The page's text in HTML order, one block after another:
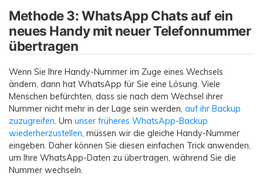
Methode 3: WhatsApp Chats auf ein
neues Handy mit neuer Telefonnummer
übertragen
Wenn Sie Ihre Handy-Nummer im Zuge eines Wechsels
ändern, dann hat WhatsApp für Sie eine Lösung. Viele
Menschen befürchten, dass sie nach dem Wechsel ihrer
Nummer nicht mehr in der Lage sein werden, auf ihr Backup
zuzugreifen. Um unser früheres WhatsApp-Backup
wiederherzustellen, müssen wir die gleiche Handy-Nummer
eingeben. Daher können Sie diesen einfachen Trick anwenden,
um Ihre WhatsApp-Daten zu übertragen, während Sie die
Nummer wechseln.